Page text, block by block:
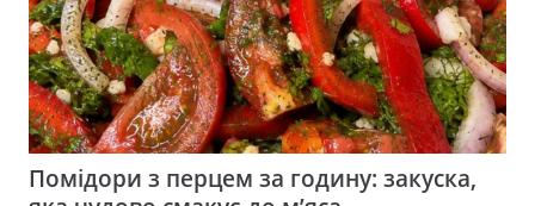
Помідори з перцем за годину: закуска,